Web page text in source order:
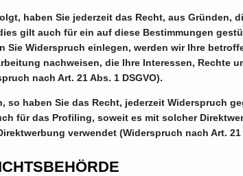
haben Sie jederzeit das Recht, aus Gründen,
gilt auch für ein auf diese Bestimmungen
Widerspruch einlegen, werden wir Ihre
nachweisen, die Ihre Interessen, Rechte
nach Art. 21 Abs. 1 DSGVO).
haben Sie das Recht, jederzeit Widerspruch
für das Profiling, soweit es mit solcher
verwendet (Widerspruch nach Art. 21